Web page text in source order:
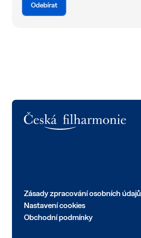
Odebírat
Zásady zpracování osobních údajů
Nastavení cookies
Obchodní podmínky